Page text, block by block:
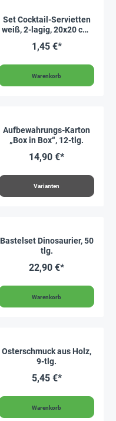
Set Cocktail-Servietten
weiß, 2-lagig, 20x20 cm,
1,45 €*
Warenkorb
Aufbewahrungs-Karton
„Box in Box“, 12-tlg.
14,90 €*
Varianten
Bastelset Dinosaurier, 50
tlg.
22,90 €*
Warenkorb
Osterschmuck aus Holz,
9-tlg.
5,45 €*
Warenkorb